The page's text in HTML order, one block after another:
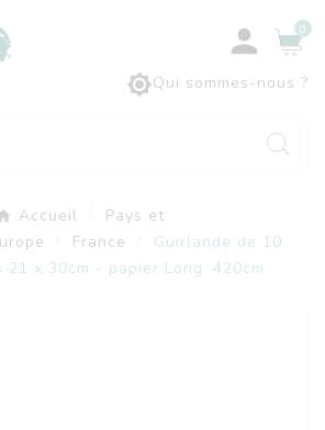
Qui sommes-nous ?
 0
Accueil
Pays et
France
Guirlande de 10
21 x 30cm - papier Long. 420cm